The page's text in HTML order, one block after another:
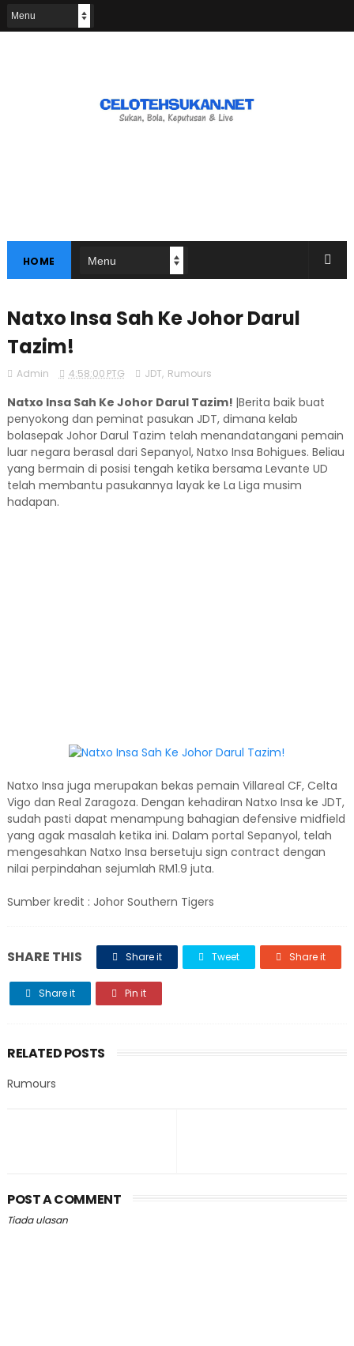
HOME
Natxo Insa Sah Ke Johor Darul
Tazim!
Admin 4:58:00 PTG JDT, Rumours
Natxo Insa Sah Ke Johor Darul Tazim! |Berita baik buat
penyokong dan peminat pasukan JDT, dimana kelab
bolasepak Johor Darul Tazim telah menandatangani pemain
luar negara berasal dari Sepanyol, Natxo Insa Bohigues. Beliau
yang bermain di posisi tengah ketika bersama Levante UD
telah membantu pasukannya layak ke La Liga musim
hadapan.
Natxo Insa juga merupakan bekas pemain Villareal CF, Celta
Vigo dan Real Zaragoza. Dengan kehadiran Natxo Insa ke JDT,
sudah pasti dapat menampung bahagian defensive midfield
yang agak masalah ketika ini. Dalam portal Sepanyol, telah
mengesahkan Natxo Insa bersetuju sign contract dengan
nilai perpindahan sejumlah RM1.9 juta.
Sumber kredit : Johor Southern Tigers
SHARE THIS Share it Tweet Share it
Share it Pin it
RELATED POSTS
Rumours
POST A COMMENT
Tiada ulasan